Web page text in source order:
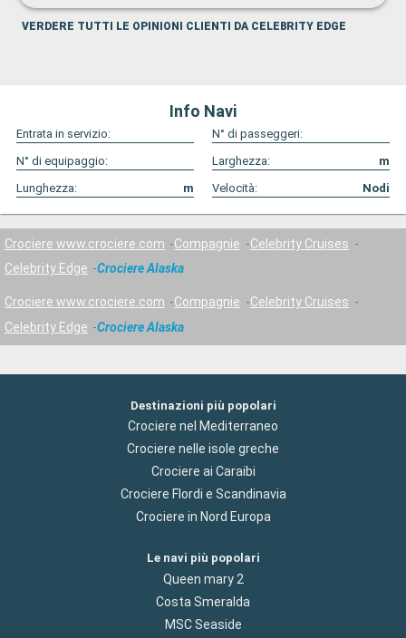
VERDERE TUTTI LE OPINIONI CLIENTI DA CELEBRITY EDGE
Info Navi
Entrata in servizio:
N° di passeggeri:
N° di equipaggio:
Larghezza:
m
Lunghezza:
m Velocità: Nodi
Crociere www.crociere.com Compagnie
Celebrity Cruises
Celebrity Edge
Crociere Alaska
Crociere www.crociere.com Compagnie
Celebrity Cruises
Celebrity Edge
Crociere Alaska
Destinazioni più popolari
Crociere nel Mediterraneo
Crociere nelle isole greche
Crociere ai Caraibi
Crociere Flordi e Scandinavia
Crociere in Nord Europa
Le navi più popolari
Queen mary 2
Costa Smeralda
MSC Seaside